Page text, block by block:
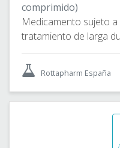
comprimido)
Medicamento sujeto
tratamiento de larga
Rottapharm España